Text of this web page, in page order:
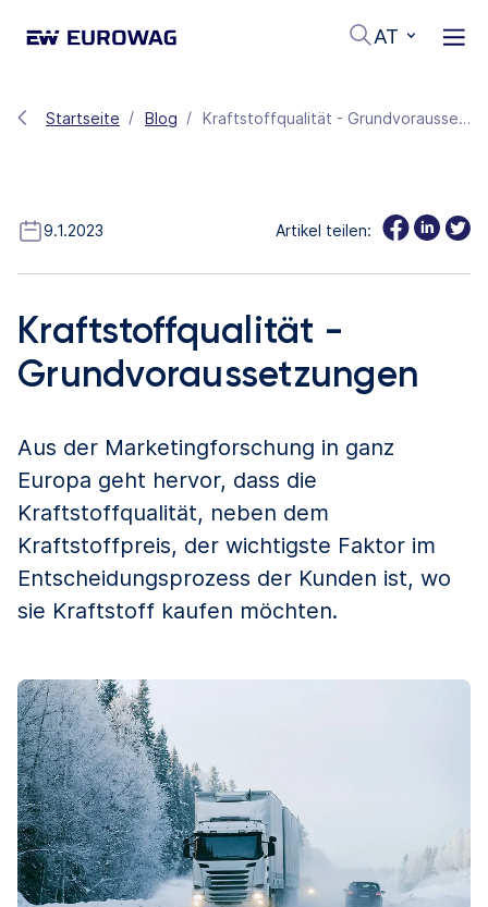
AT
Startseite Blog Kraftstoffqualität - Grundvoraussetzungen
9.1.2023 Artikel teilen:
Kraftstoffqualität -
Grundvoraussetzungen
Aus der Marketingforschung in ganz
Europa geht hervor, dass die
Kraftstoffqualität, neben dem
Kraftstoffpreis, der wichtigste Faktor im
Entscheidungsprozess der Kunden ist, wo
sie Kraftstoff kaufen möchten.